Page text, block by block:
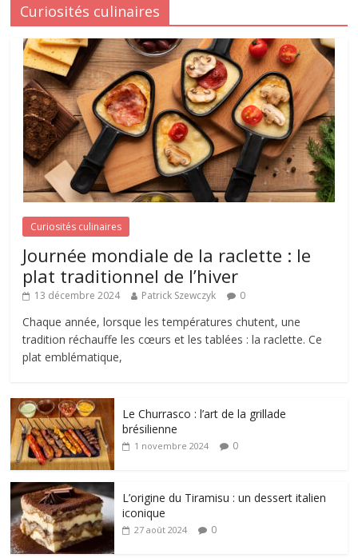
Curiosités culinaires
Curiosités culinaires
Journée mondiale de la raclette : le
plat traditionnel de l’hiver
13 décembre 2024 Patrick Szewczyk 0
Chaque année, lorsque les températures chutent, une
tradition réchauffe les cœurs et les tablées : la raclette. Ce
plat emblématique,
Le Churrasco : l’art de la grillade
brésilienne
1 novembre 2024 0
L’origine du Tiramisu : un dessert italien
iconique
27 août 2024 0